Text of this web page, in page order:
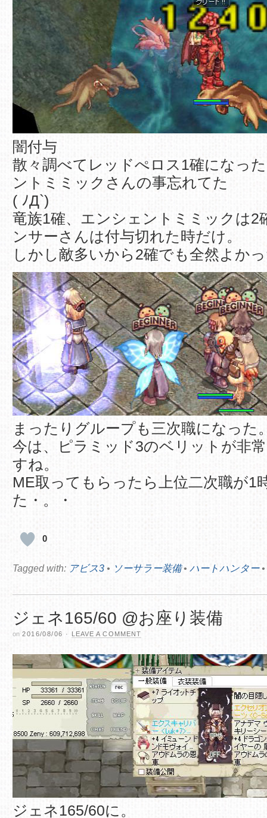
闇付与
散々調べてレッドぺロス1確になっ
ントミミックさんの事忘れてた
( ﾉД`)
竜族1確、エンシェントミミックは2
ンサーさんは付与切れた時だけ。
しかし敵多いから2確でも全然よか
まったりグループも三次職になった
今は、ピラミッド3のベリットが非
すね。
ME取ってもらったら上位二次職が1
た・。・
0
Tagged with: アビス3 • ソーサラー装備• ハートハンター•
ジェネ165/60 @お座り装備
on 2016/08/06 · LEAVE A COMMENT
ジェネ165/60に。